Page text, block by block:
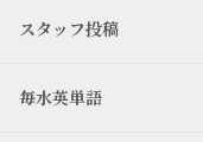
スタッフ投稿
毎水英単語